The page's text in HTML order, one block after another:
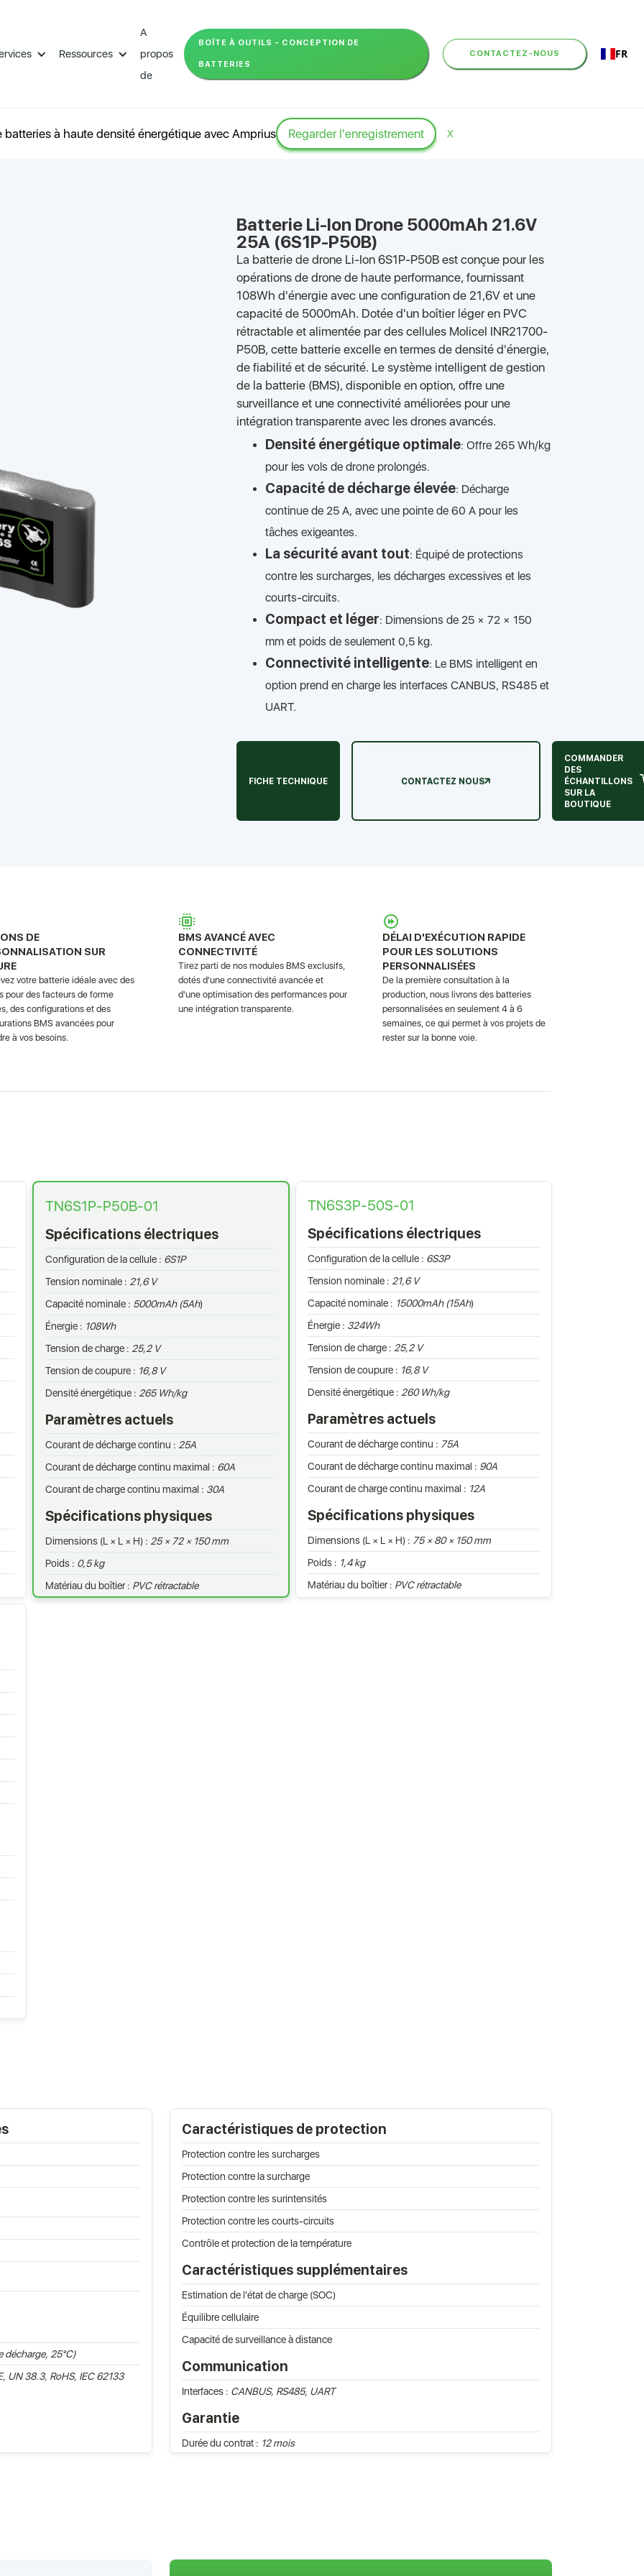
Ressources
A
propos
de
BOÎTE À OUTILS - CONCEPTION DE
BATTERIES
CONTACTEZ-NOUS FR
à haute densité énergétique avec Amprius Regarder l'enregistrement X
Batterie Li-Ion Drone 5000mAh 21.6V
25A (6S1P-P50B)
La batterie de drone Li-Ion 6S1P-P50B est conçue pour les
opérations de drone de haute performance, fournissant
108Wh d'énergie avec une configuration de 21,6V et une
capacité de 5000mAh. Dotée d'un boîtier léger en PVC
rétractable et alimentée par des cellules Molicel INR21700-
P50B, cette batterie excelle en termes de densité d'énergie,
de fiabilité et de sécurité. Le système intelligent de gestion
de la batterie (BMS), disponible en option, offre une
surveillance et une connectivité améliorées pour une
intégration transparente avec les drones avancés.
Densité énergétique optimale: Offre 265 Wh/kg
pour les vols de drone prolongés.
Capacité de décharge élevée: Décharge
continue de 25 A, avec une pointe de 60 A pour les
tâches exigeantes.
La sécurité avant tout: Équipé de protections
contre les surcharges, les décharges excessives et les
courts-circuits.
Compact et léger: Dimensions de 25 × 72 × 150
mm et poids de seulement 0,5 kg.
Connectivité intelligente: Le BMS intelligent en
option prend en charge les interfaces CANBUS, RS485 et
UART.
FICHE TECHNIQUE CONTACTEZ NOUS
COMMANDER
DES
ÉCHANTILLONS
SUR LA
BOUTIQUE
DE
SUR
votre batterie idéale avec des
pour des facteurs de forme
des configurations et des
BMS avancées pour
à vos besoins.
BMS AVANCÉ AVEC
CONNECTIVITÉ
Tirez parti de nos modules BMS exclusifs,
dotés d'une connectivité avancée et
d'une optimisation des performances pour
une intégration transparente.
DÉLAI D'EXÉCUTION RAPIDE
POUR LES SOLUTIONS
PERSONNALISÉES
De la première consultation à la
production, nous livrons des batteries
personnalisées en seulement 4 à 6
semaines, ce qui permet à vos projets de
rester sur la bonne voie.
TN6S1P-P50B-01
Spécifications électriques
Configuration de la cellule : 6S1P
Tension nominale : 21,6 V
Capacité nominale : 5000mAh (5Ah)
Énergie : 108Wh
Tension de charge : 25,2 V
Tension de coupure : 16,8 V
Densité énergétique : 265 Wh/kg
Paramètres actuels
Courant de décharge continu : 25A
Courant de décharge continu maximal : 60A
Courant de charge continu maximal : 30A
Spécifications physiques
Dimensions (L × L × H) : 25 × 72 × 150 mm
Poids : 0,5 kg
Matériau du boîtier : PVC rétractable
TN6S3P-50S-01
Spécifications électriques
Configuration de la cellule : 6S3P
Tension nominale : 21,6 V
Capacité nominale : 15000mAh (15Ah)
Énergie : 324Wh
Tension de charge : 25,2 V
Tension de coupure : 16,8 V
Densité énergétique : 260 Wh/kg
Paramètres actuels
Courant de décharge continu : 75A
Courant de décharge continu maximal : 90A
Courant de charge continu maximal : 12A
Spécifications physiques
Dimensions (L × L × H) : 75 × 80 × 150 mm
Poids : 1,4 kg
Matériau du boîtier : PVC rétractable
décharge, 25°C)
UN 38.3, RoHS, IEC 62133
Caractéristiques de protection
Protection contre les surcharges
Protection contre la surcharge
Protection contre les surintensités
Protection contre les courts-circuits
Contrôle et protection de la température
Caractéristiques supplémentaires
Estimation de l'état de charge (SOC)
Équilibre cellulaire
Capacité de surveillance à distance
Communication
Interfaces : CANBUS, RS485, UART
Garantie
Durée du contrat : 12 mois